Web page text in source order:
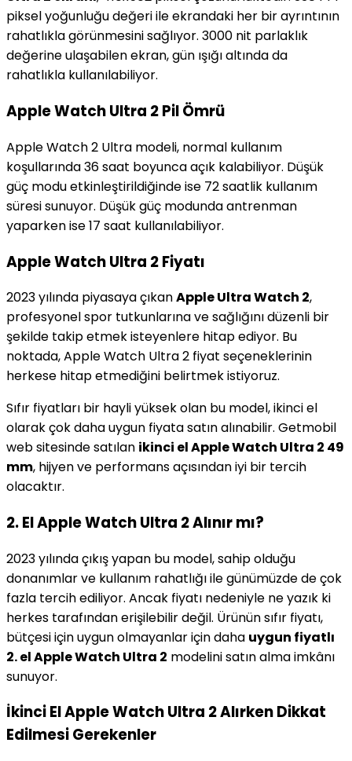
piksel yoğunluğu değeri ile ekrandaki her bir ayrıntının
rahatlıkla görünmesini sağlıyor. 3000 nit parlaklık
değerine ulaşabilen ekran, gün ışığı altında da
rahatlıkla kullanılabiliyor.
Apple Watch Ultra 2 Pil Ömrü
Apple Watch 2 Ultra modeli, normal kullanım
koşullarında 36 saat boyunca açık kalabiliyor. Düşük
güç modu etkinleştirildiğinde ise 72 saatlik kullanım
süresi sunuyor. Düşük güç modunda antrenman
yaparken ise 17 saat kullanılabiliyor.
Apple Watch Ultra 2 Fiyatı
2023 yılında piyasaya çıkanApple Ultra Watch 2,
profesyonel spor tutkunlarına ve sağlığını düzenli bir
şekilde takip etmek isteyenlere hitap ediyor. Bu
noktada, Apple Watch Ultra 2 fiyat seçeneklerinin
herkese hitap etmediğini belirtmek istiyoruz.
Sıfır fiyatları bir hayli yüksek olan bu model, ikinci el
olarak çok daha uygun fiyata satın alınabilir. Getmobil
web sitesinde satılan ikinci el Apple Watch Ultra 2 49
mm, hijyen ve performans açısından iyi bir tercih
olacaktır.
2. El Apple Watch Ultra 2 Alınır mı?
2023 yılında çıkış yapan bu model, sahip olduğu
donanımlar ve kullanım rahatlığı ile günümüzde de çok
fazla tercih ediliyor. Ancak fiyatı nedeniyle ne yazık ki
herkes tarafından erişilebilir değil. Ürünün sıfır fiyatı,
bütçesi için uygun olmayanlar için daha uygun fiyatlı
2. el Apple Watch Ultra 2 modelini satın alma imkânı
sunuyor.
İkinci El Apple Watch Ultra 2 Alırken Dikkat
Edilmesi Gerekenler